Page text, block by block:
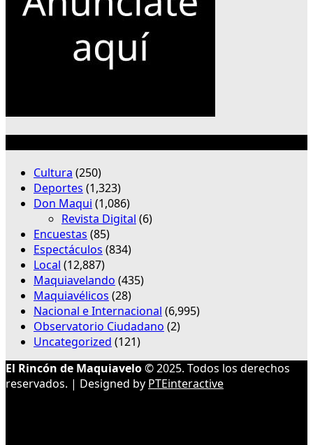
Cultura (250)
Deportes (1,323)
Don Maqui (1,086)
Revista Digital (6)
Encuestas (85)
Espectáculos (834)
Local (12,887)
Maquiavelando (435)
Maquiavélicos (28)
Nacional e Internacional (6,995)
Observatorio Ciudadano (2)
Uncategorized (121)
El Rincón de Maquiavelo© 2025. Todos los derechos
reservados. | Designed by PTEinteractive